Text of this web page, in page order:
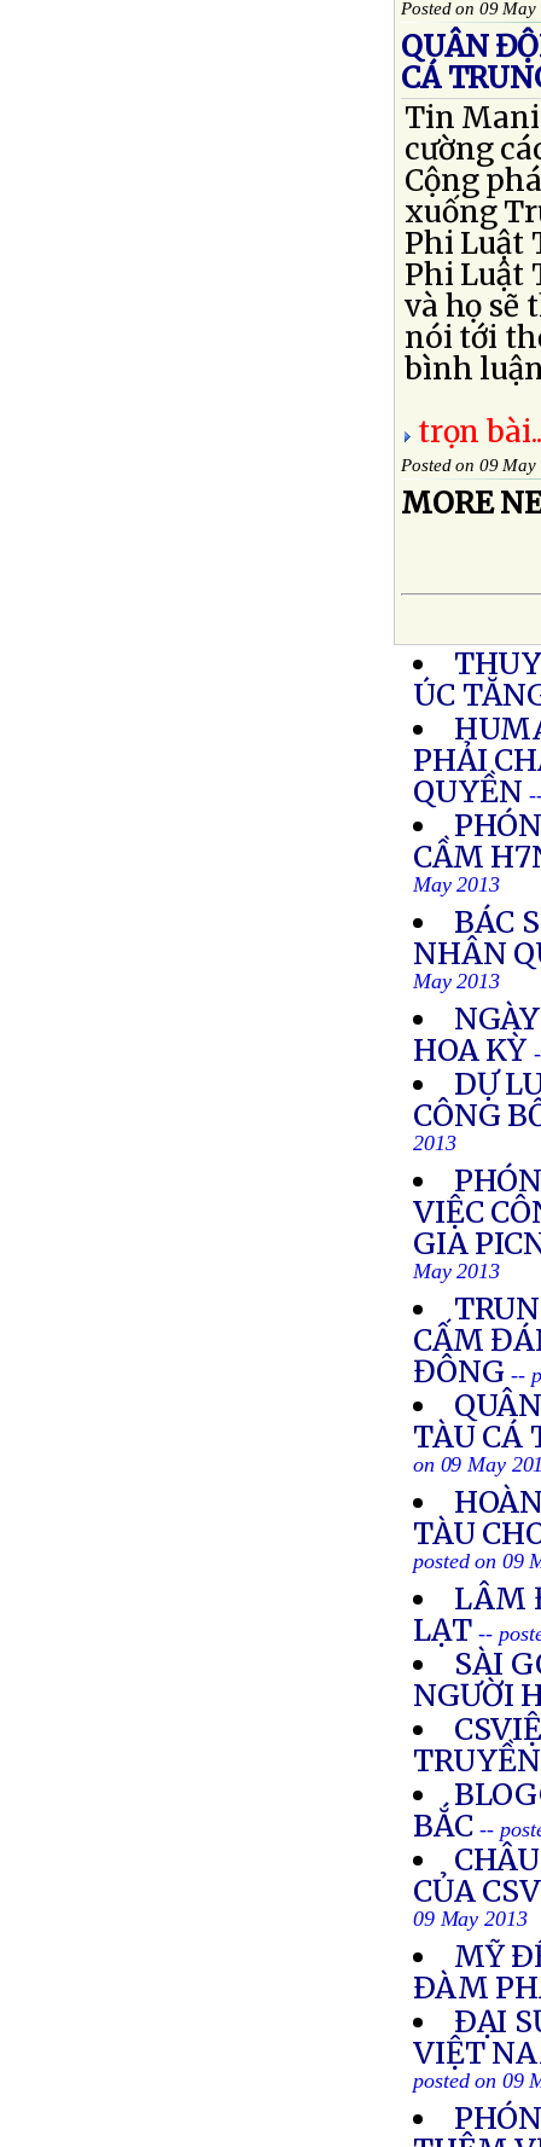
Posted on 09 May
QUÂN
CÁ
Tin
cường
Cộng
xuống
Phi Luật
Phi Luật
và họ sẽ
nói tới
bình
trọn
Posted on 09 May
MORE
ÚC
PHẢI
QUYỀN
CẦM
May 2013
BÁC
NHÂN
May 2013
HOA KỲ
DỰ
CÔNG
2013
VIỆC
GIA
May 2013
CẤM
ĐÔNG--
TÀU CÁ
on 09 May
TÀU
posted on 09
LÂM
LẠT--
SÀI
NGƯỜI
BẮC--
CỦA
09 May 2013
MỸ
ÐÀM
ÐẠI
VIỆT
posted on 09